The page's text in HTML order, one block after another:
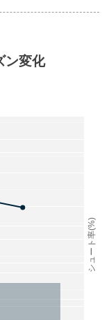
ン変化
シュート率(%)